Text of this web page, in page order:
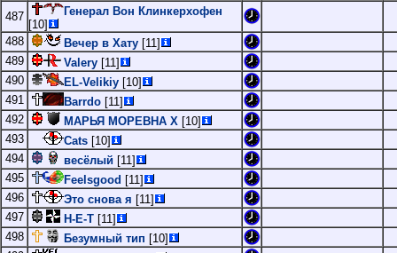
487
Генерал Вон Клинкерхофен
[10]
488
Вечер в Хату [11]
489
Valery [11]
490
EL-Velikiy [10]
491
Barrdo [11]
492
МАРЬЯ МОРЕВНА Х [10]
493
Cats [10]
494
весёлый [11]
495
Feelsgood [11]
496
Это снова я [11]
497
Н-Е-Т [11]
498
Безумный тип [10]